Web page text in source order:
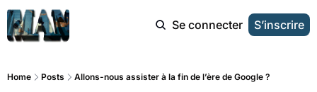
Se connecter S’inscrire
Home Posts Allons-nous assister à la fin de l’ère de Google ?